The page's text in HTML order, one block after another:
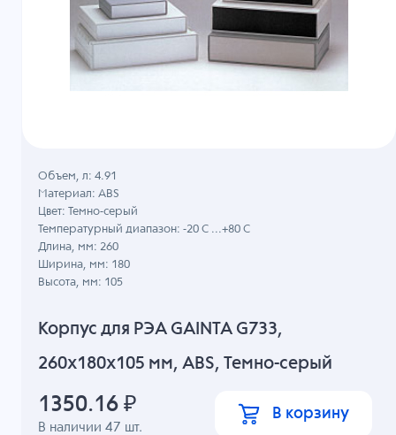
Корпус для РЭА GAINTA G733,
260x180x105 мм, ABS, Темно-серый
В наличии47 шт.
Объем, л: 4.91
Материал: ABS
Цвет: Темно-серый
Температурный диапазон: -20 C ...+80 C
Длина, мм: 260
Ширина, мм: 180
Высота, мм: 105
1350.16 ₽ В корзину